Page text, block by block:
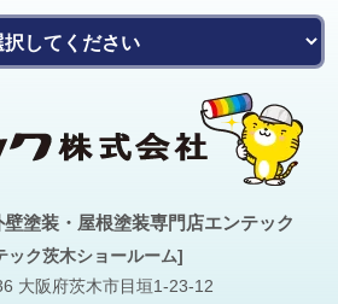
塗装・屋根塗装専門店エンテック
ック茨木ショールーム]
大阪府茨木市目垣1-23-12